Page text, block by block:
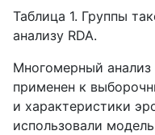
Таблица 1. Группы
анализу RDA.
Многомерный анализ
применен к
и характеристики
использовали